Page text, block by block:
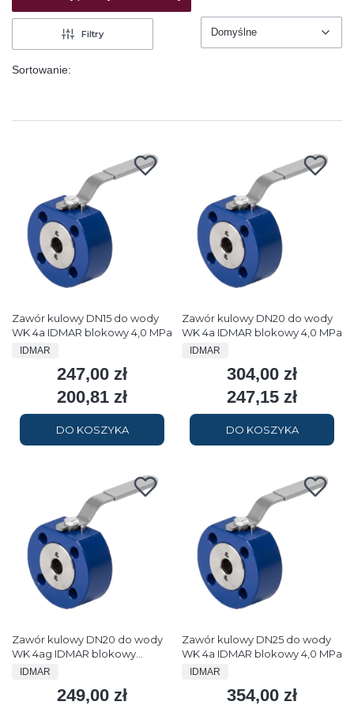
Filtry
Sortowanie:
Domyślne
Zawór kulowy DN15 do wody
WK 4a IDMAR blokowy 4,0 MPa
PRODUCENT
IDMAR
Cena
247,00 zł
Cena
200,81 zł
DO KOSZYKA
Zawór kulowy DN20 do wody
WK 4a IDMAR blokowy 4,0 MPa
PRODUCENT
IDMAR
Cena
304,00 zł
Cena
247,15 zł
DO KOSZYKA
Zawór kulowy DN20 do wody
WK 4ag IDMAR blokowy
otwory gwintowane 4,0 MPa
PRODUCENT
IDMAR
Cena
249,00 zł
Zawór kulowy DN25 do wody
WK 4a IDMAR blokowy 4,0 MPa
PRODUCENT
IDMAR
Cena
354,00 zł